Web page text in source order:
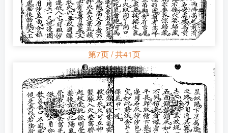
第7页 / 共41页